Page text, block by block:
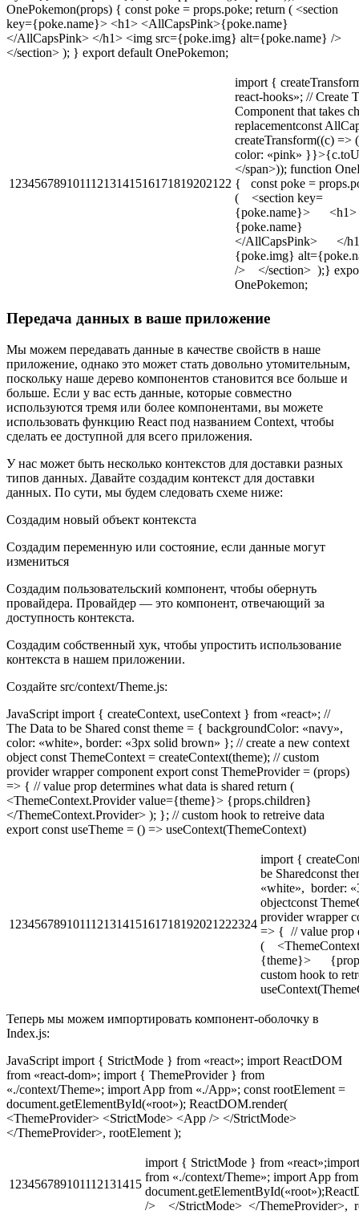
OnePokemon(props) { const poke = props.poke; return ( <section
key={poke.name}> <h1> <AllCapsPink>{poke.name}
</AllCapsPink> </h1> <img src={poke.img} alt={poke.name} />
</section> ); } export default OnePokemon;
12345678910111213141516171819202122
import {
react-hooks»; // Create
Component that takes
replacementconst
createTransform((c)
color: «pink»
</span>)); function
{ const poke =
( <section key=
{poke.name}>
{poke.name}
</AllCapsPink> </
{poke.img}
/> </section> );}
OnePokemon;
Передача данных в ваше приложение
Мы можем передавать данные в качестве свойств в наше
приложение, однако это может стать довольно утомительным,
поскольку наше дерево компонентов становится все больше и
больше. Если у вас есть данные, которые совместно
используются тремя или более компонентами, вы можете
использовать функцию React под названием Context, чтобы
сделать ее доступной для всего приложения.
У нас может быть несколько контекстов для доставки разных
типов данных. Давайте создадим контекст для доставки
данных. По сути, мы будем следовать схеме ниже:
Создадим новый объект контекста
Создадим переменную или состояние, если данные могут
измениться
Создадим пользовательский компонент, чтобы обернуть
провайдера. Провайдер — это компонент, отвечающий за
доступность контекста.
Создадим собственный хук, чтобы упростить использование
контекста в нашем приложении.
Создайте src/context/Theme.js:
JavaScript import { createContext, useContext } from «react»; //
The Data to be Shared const theme = { backgroundColor: «navy»,
color: «white», border: «3px solid brown» }; // create a new context
object const ThemeContext = createContext(theme); // custom
provider wrapper component export const ThemeProvider = (props)
=> { // value prop determines what data is shared return (
<ThemeContext.Provider value={theme}> {props.children}
</ThemeContext.Provider> ); }; // custom hook to retreive data
export const useTheme = () => useContext(ThemeContext)
123456789101112131415161718192021222324
import {
be Sharedconst
«white», border:
objectconst
provider wrapper
=> { // value prop
(
{theme}>
custom hook to
Теперь мы можем импортировать компонент-оболочку в
Index.js:
JavaScript import { StrictMode } from «react»; import ReactDOM
from «react-dom»; import { ThemeProvider } from
«./context/Theme»; import App from «./App»; const rootElement =
document.getElementById(«root»); ReactDOM.render(
<ThemeProvider> <StrictMode> <App /> </StrictMode>
</ThemeProvider>, rootElement );
123456789101112131415
import { StrictMode } from
from «./context/Theme»; import App
/> </StrictMode> </ThemeProvider>,